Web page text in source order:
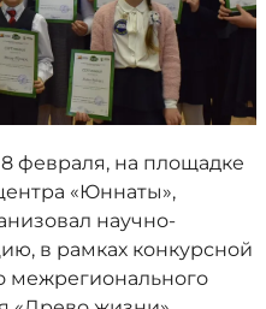
февраля, на площадке
«Юннаты»,
научно-
в рамках конкурсной
межрегионального